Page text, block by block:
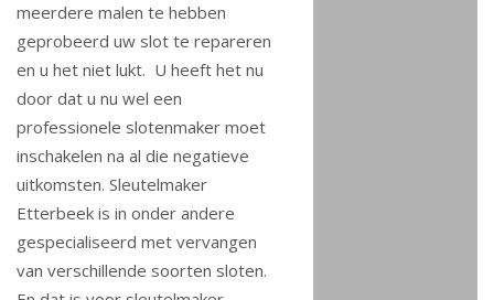
meerdere malen te hebben
geprobeerd uw slot te repareren
en u het niet lukt. U heeft het nu
door dat u nu wel een
professionele slotenmaker moet
inschakelen na al die negatieve
uitkomsten. Sleutelmaker
Etterbeek is in onder andere
gespecialiseerd met vervangen
van verschillende soorten sloten.